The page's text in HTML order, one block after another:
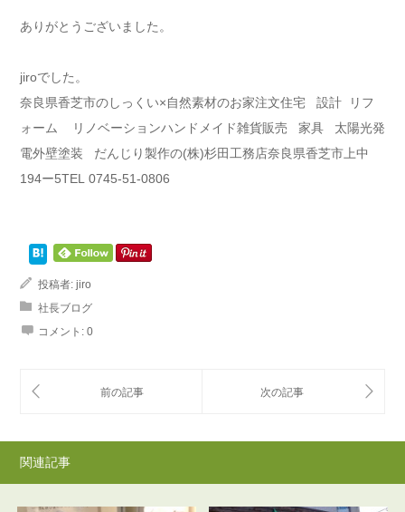
ありがとうございました。
jiroでした。
奈良県香芝市のしっくい×自然素材のお家注文住宅 設計 リフ
ォーム リノベーションハンドメイド雑貨販売 家具 太陽光発
電外壁塗装 だんじり製作の(株)杉田工務店奈良県香芝市上中
194ー5TEL 0745-51-0806
投稿者: jiro
社長ブログ
コメント: 0
関連記事